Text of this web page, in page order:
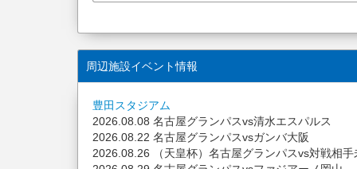
周辺施設イベント情報
豊田スタジアム
2026.08.08 名古屋グランパスvs清水エスパルス
2026.08.22 名古屋グランパスvsガンバ大阪
2026.08.26 （天皇杯）名古屋グランパスvs対戦相手